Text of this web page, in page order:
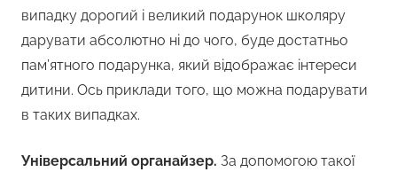
випадку дорогий і великий подарунок школяру
дарувати абсолютно ні до чого, буде достатньо
пам’ятного подарунка, який відображає інтереси
дитини. Ось приклади того, що можна подарувати
в таких випадках.
Універсальний органайзер. За допомогою такої